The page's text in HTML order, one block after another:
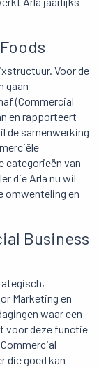
Voor de
gaan
(Commercial
en rapporteert
de samenwerking
categorieën van
die Arla nu wil
omwenteling en
Business
Marketing en
waar een
voor deze functie
die goed kan